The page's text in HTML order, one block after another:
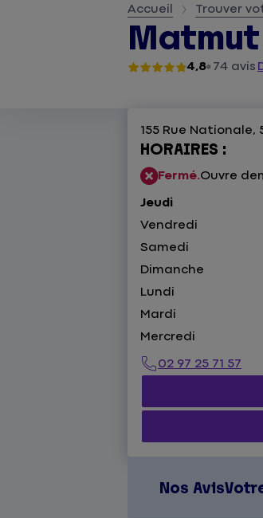
Accueil Trouver
Matmut
4,8 74 avis
155 Rue Nationale,
HORAIRES :
Fermé.Ouvre
Jeudi
Vendredi
Samedi
Dimanche
Lundi
Mardi
Mercredi
02 97 25 71 57
Nos Avis